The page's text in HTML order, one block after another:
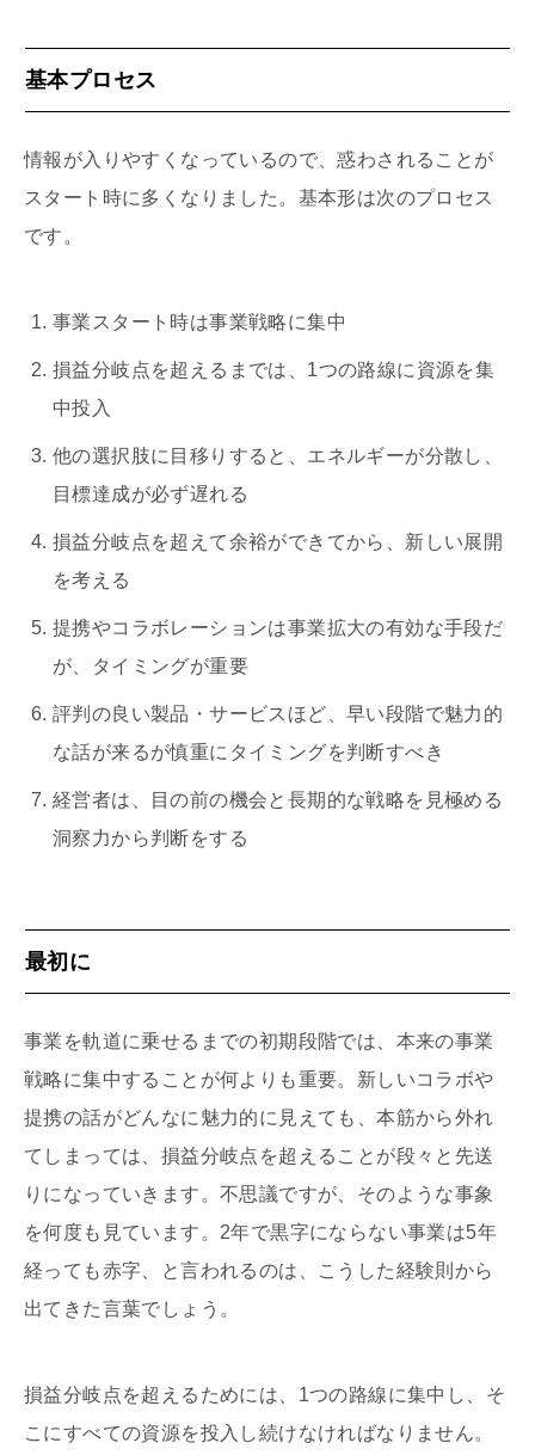
基本プロセス
情報が入りやすくなっているので、惑わされることが
スタート時に多くなりました。基本形は次のプロセス
です。
事業スタート時は事業戦略に集中
損益分岐点を超えるまでは、1つの路線に資源を集
中投入
他の選択肢に目移りすると、エネルギーが分散し、
目標達成が必ず遅れる
損益分岐点を超えて余裕ができてから、新しい展開
を考える
提携やコラボレーションは事業拡大の有効な手段だ
が、タイミングが重要
評判の良い製品・サービスほど、早い段階で魅力的
な話が来るが慎重にタイミングを判断すべき
経営者は、目の前の機会と長期的な戦略を見極める
洞察力から判断をする
最初に
事業を軌道に乗せるまでの初期段階では、本来の事業
戦略に集中することが何よりも重要。新しいコラボや
提携の話がどんなに魅力的に見えても、本筋から外れ
てしまっては、損益分岐点を超えることが段々と先送
りになっていきます。不思議ですが、そのような事象
を何度も見ています。2年で黒字にならない事業は5年
経っても赤字、と言われるのは、こうした経験則から
出てきた言葉でしょう。
損益分岐点を超えるためには、1つの路線に集中し、そ
こにすべての資源を投入し続けなければなりません。